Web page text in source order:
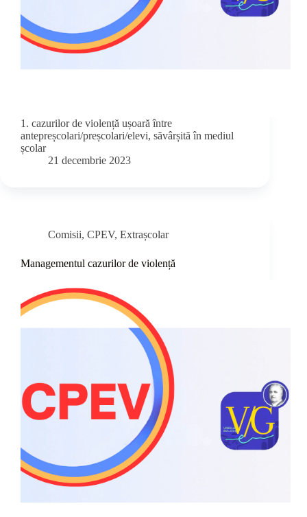
1. cazurilor de violență ușoară între
antepreșcolari/preșcolari/elevi, săvârșită în mediul
școlar
21 decembrie 2023
Comisii, CPEV, Extrașcolar
Managementul cazurilor de violență